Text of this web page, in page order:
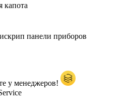
капота
панели приборов
у менеджеров!